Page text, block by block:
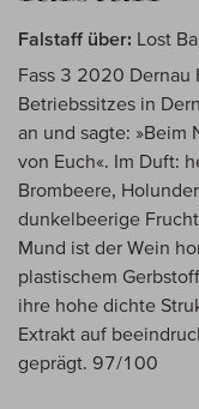
Falstaff über: Lost
Fass 3 2020 Dernau
Betriebssitzes in
an und sagte: »Beim
von Euch«. Im Duft:
Brombeere,
dunkelbeerige
Mund ist der Wein
plastischem
ihre hohe dichte
Extrakt auf
geprägt. 97/100